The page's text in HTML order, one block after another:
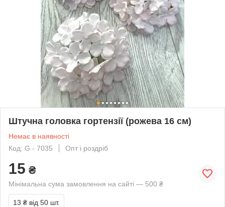
Штучна головка гортензії (рожева 16 см)
Немає в наявності
Код: G - 7035
Опт і роздріб
15 ₴
Мінімальна сума замовлення на сайті — 500 ₴
13 ₴ від 50 шт.